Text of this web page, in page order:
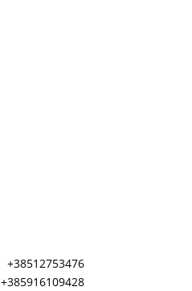
+38512753476
+385916109428